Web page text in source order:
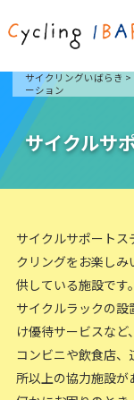
サイクリングいばらき >
ーション
サイクルサ
サイクルサポート
クリングをお楽し
供している施設です。
サイクルラックの
け優待サービスなど
コンビニや飲食店
所以上の協力施設が